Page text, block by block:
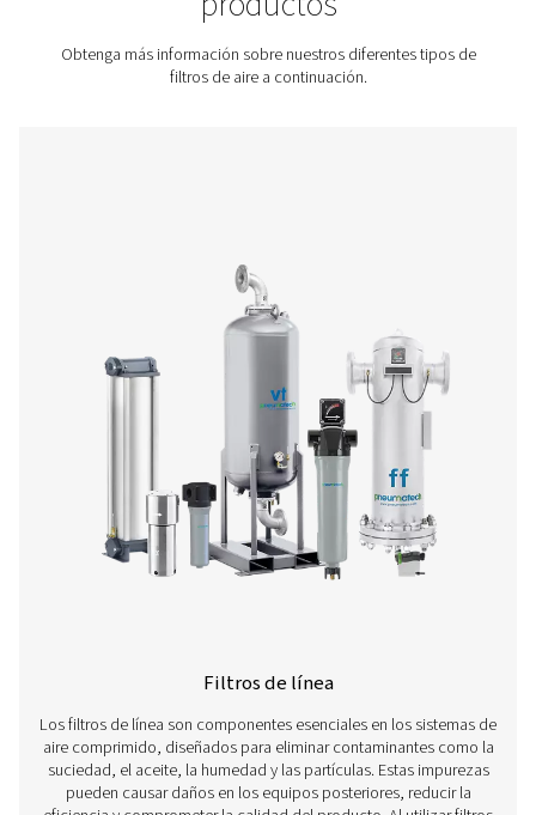
Póngase en contacto con nosotros para obtener un
presupuesto.
Una gama completa de
productos
Obtenga más información sobre nuestros diferentes
filtros de aire a continuación.